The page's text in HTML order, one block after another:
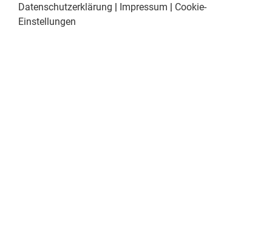
Datenschutzerklärung Impressum
Cookie-
Einstellungen